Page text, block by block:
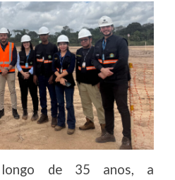
longo de 35 anos, a